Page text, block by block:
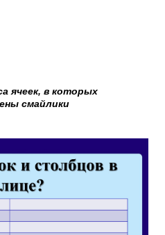
ячеек, в которых
смайлики